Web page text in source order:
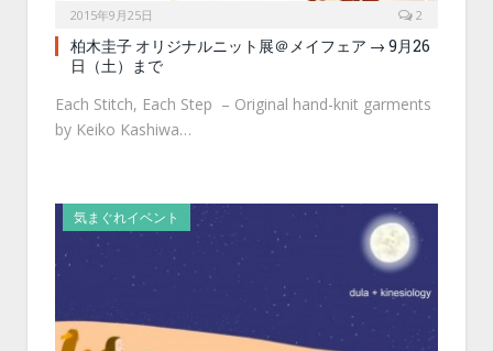
2015年9月25日 2
柏木圭子 オリジナルニット展＠メイフェア → 9月26
日（土）まで
Each Stitch, Each Step – Original hand-knit garments
by Keiko Kashiwa…
気まぐれイベント